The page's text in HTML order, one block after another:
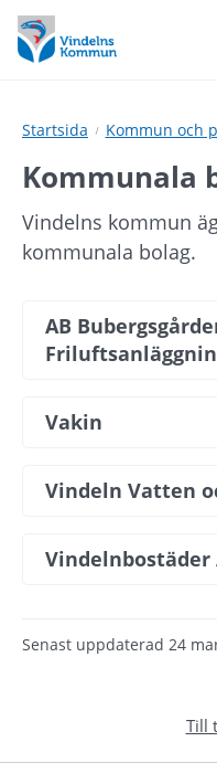
Hoppa
till
innehåll
Hoppa
till
undermeny
Startsida Kommun och
Kommunala
Vindelns kommun
kommunala bolag.
AB
Vakin
Vindeln Vatten
Vindelnbostäder
Senast uppdaterad 24
Till